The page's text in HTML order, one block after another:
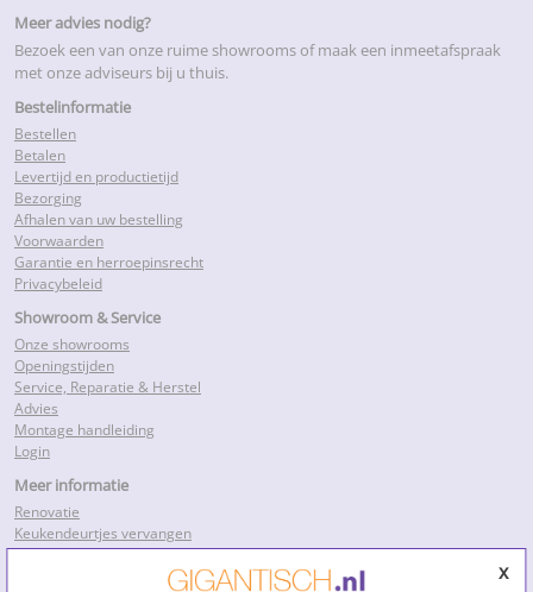
x
Meer advies nodig?
Bezoek een van onze ruime showrooms of maak een inmeetafspraak
met onze adviseurs bij u thuis.
Bestelinformatie
Bestellen
Betalen
Levertijd en productietijd
Bezorging
Afhalen van uw bestelling
Voorwaarden
Garantie en herroepinsrecht
Privacybeleid
Showroom & Service
Onze showrooms
Openingstijden
Service, Reparatie & Herstel
Advies
Montage handleiding
Login
Meer informatie
Renovatie
Keukendeurtjes vervangen
Keukenkastdeurtjes